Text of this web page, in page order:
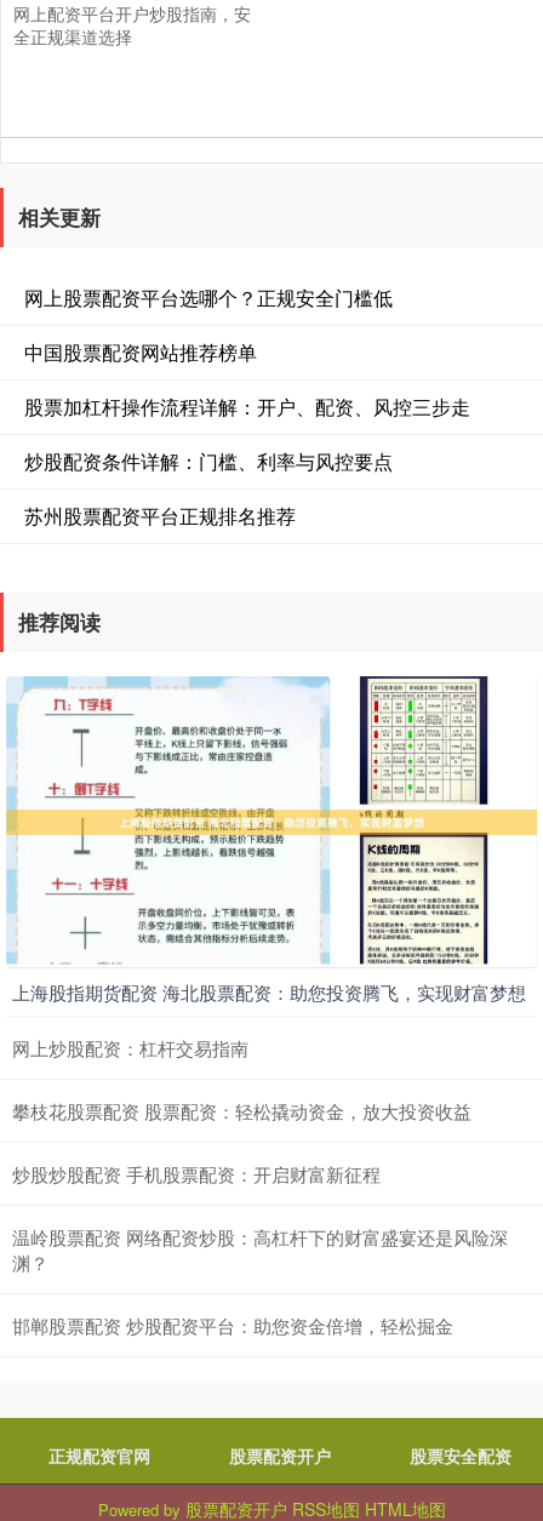
网上配资平台开户炒股指南，安
全正规渠道选择
相关更新
网上股票配资平台选哪个？正规安全门槛低
中国股票配资网站推荐榜单
股票加杠杆操作流程详解：开户、配资、风控三步走
炒股配资条件详解：门槛、利率与风控要点
苏州股票配资平台正规排名推荐
推荐阅读
上海股指期货配资 海北股票配资：助您投资腾飞，实现财富梦想
网上炒股配资：杠杆交易指南
攀枝花股票配资 股票配资：轻松撬动资金，放大投资收益
炒股炒股配资 手机股票配资：开启财富新征程
温岭股票配资 网络配资炒股：高杠杆下的财富盛宴还是风险深
渊？
邯郸股票配资 炒股配资平台：助您资金倍增，轻松掘金
正规配资官网 股票配资开户 股票安全配资
Powered by 股票配资开户 RSS地图 HTML地图